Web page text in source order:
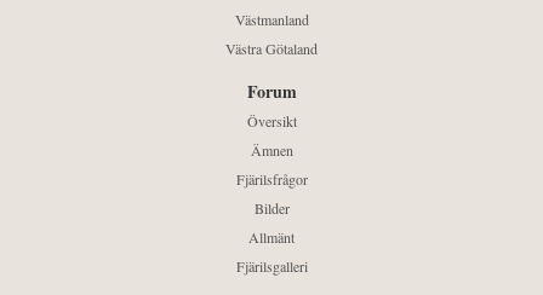
Västmanland
Västra Götaland
Forum
Översikt
Ämnen
Fjärilsfrågor
Bilder
Allmänt
Fjärilsgalleri